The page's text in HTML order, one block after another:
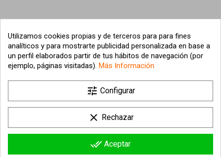
Información sobre la tienda 
Utilizamos cookies propias y de terceros para para fines
analíticos y para mostrarte publicidad personalizada en base a
un perfil elaborados partir de tus hábitos de navegación (por
ejemplo, páginas visitadas). Más Información
tune Configurar
clear Rechazar
done_all Aceptar